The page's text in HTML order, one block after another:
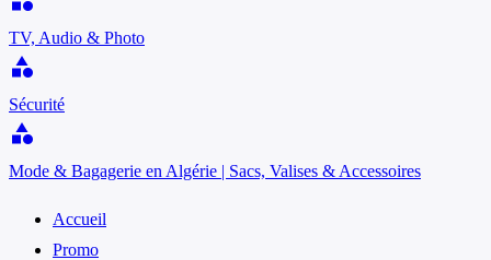
TV, Audio & Photo
category
Sécurité
category
Mode & Bagagerie en Algérie | Sacs, Valises & Accessoires
Accueil
Promo